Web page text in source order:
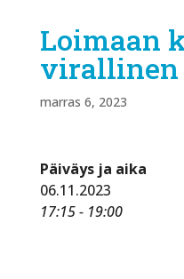
Loimaan
virallinen
marras 6, 2023
Päiväys ja aika
06.11.2023
17:15 - 19:00